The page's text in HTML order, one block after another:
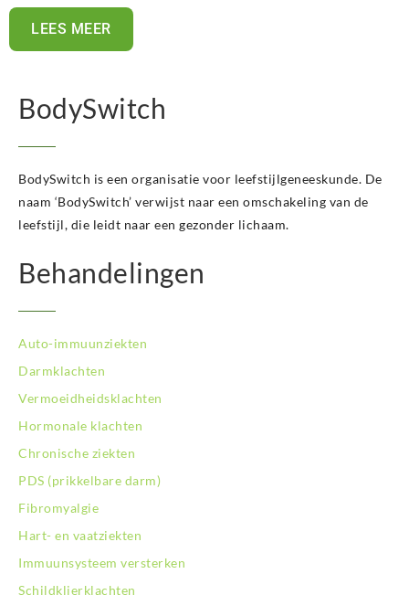
LEES MEER
BodySwitch
BodySwitch is een organisatie voor leefstijlgeneeskunde. De
naam ‘BodySwitch’ verwijst naar een omschakeling van de
leefstijl, die leidt naar een gezonder lichaam.
Behandelingen
Auto-immuunziekten
Darmklachten
Vermoeidheidsklachten
Hormonale klachten
Chronische ziekten
PDS (prikkelbare darm)
Fibromyalgie
Hart- en vaatziekten
Immuunsysteem versterken
Schildklierklachten